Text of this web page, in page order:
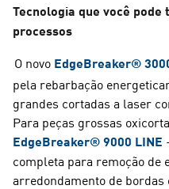
Tecnologia que você
processos
O novo EdgeBreaker®
pela rebarbação
grandes cortadas a laser
Para peças grossas
EdgeBreaker® 9000 LINE
completa para remoção de
arredondamento de bordas